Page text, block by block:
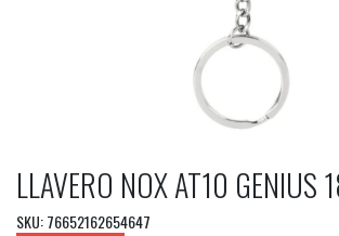
LLAVERO NOX AT10 GENIUS
SKU: 76652162654647